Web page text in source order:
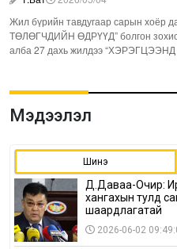
Жил бүрийн тавдугаар сарын хоёр
ТӨЛӨГЧДИЙН ӨДРҮҮД” болгон
алба 27 дахь жилдээ
Мэдээлэл
Шинэ
Д.Даваа-Очир:
хангахын тулд
шаардлагатай
2026-06-02